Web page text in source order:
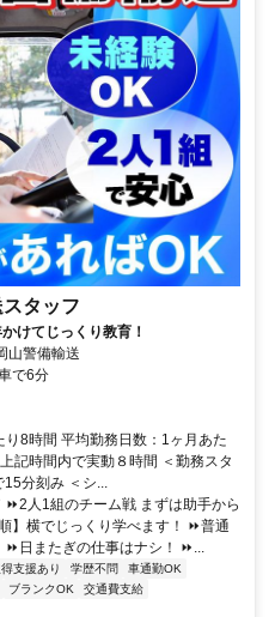
タッフ
けてじっくり教育！
山警備輸送
で6分
8時間 平均勤務日数：1ヶ月あた
記時間内で実動８時間 ＜勤務スタ
分刻み ＜シ...
人1組のチーム戦 まずは助手から
】横でじっくり学べます！ ⏩普通
日またぎの仕事はナシ！ ⏩...
支援あり 学歴不問
車通勤OK
ブランクOK
交通費支給